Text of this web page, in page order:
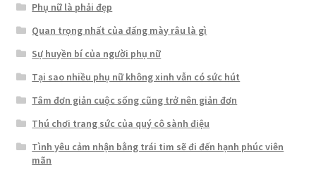
Phụ nữ là phải đẹp
Quan trọng nhất của đấng mày râu là gì
Sự huyền bí của người phụ nữ
Tại sao nhiều phụ nữ không xinh vẫn có sức hút
Tâm đơn giản cuộc sống cũng trở nên giản đơn
Thú chơi trang sức của quý cô sành điệu
Tình yêu cảm nhận bằng trái tim sẽ đi đến hạnh phúc viên
mãn